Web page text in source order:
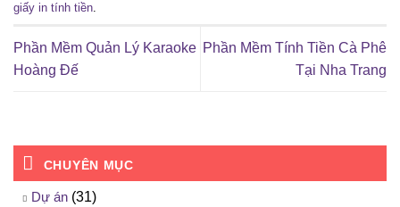
giấy in tính tiền.
Phần Mềm Quản Lý Karaoke
Hoàng Đế
Phần Mềm Tính Tiền Cà Phê
Tại Nha Trang
CHUYÊN MỤC
Dự án (31)